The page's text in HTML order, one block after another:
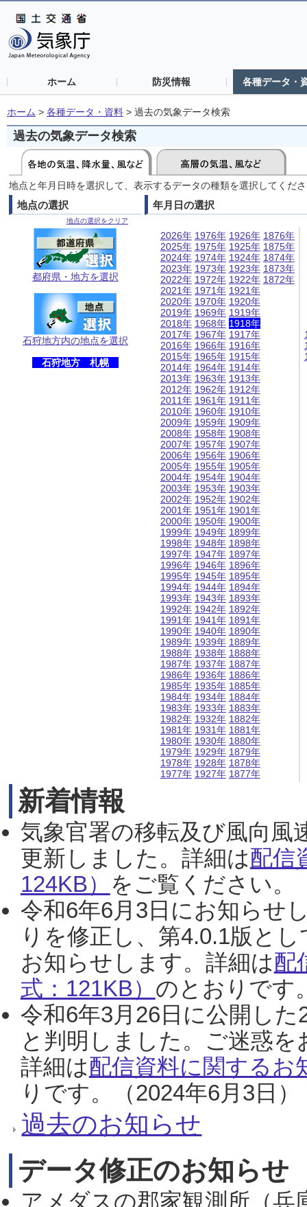
ホーム 防災情報 各種データ・
ホーム > 各種データ・資料 > 過去の気象データ検索
過去の気象データ検索
地点と年月日時を選択して、表示するデータの種類を選択してくだ
地点の選択
地点の選択をクリア
都府県・地方を選択
石狩地方内の地点を選択
石狩地方 札幌
年月日の選択
2026年
2025年
2024年
2023年
2022年
2021年
2020年
2019年
2018年
2017年
2016年
2015年
2014年
2013年
2012年
2011年
2010年
2009年
2008年
2007年
2006年
2005年
2004年
2003年
2002年
2001年
2000年
1999年
1998年
1997年
1996年
1995年
1994年
1993年
1992年
1991年
1990年
1989年
1988年
1987年
1986年
1985年
1984年
1983年
1982年
1981年
1980年
1979年
1978年
1977年
1976年
1975年
1974年
1973年
1972年
1971年
1970年
1969年
1968年
1967年
1966年
1965年
1964年
1963年
1962年
1961年
1960年
1959年
1958年
1957年
1956年
1955年
1954年
1953年
1952年
1951年
1950年
1949年
1948年
1947年
1946年
1945年
1944年
1943年
1942年
1941年
1940年
1939年
1938年
1937年
1936年
1935年
1934年
1933年
1932年
1931年
1930年
1929年
1928年
1927年
1926年
1925年
1924年
1923年
1922年
1921年
1920年
1919年
1918年
1917年
1916年
1915年
1914年
1913年
1912年
1911年
1910年
1909年
1908年
1907年
1906年
1905年
1904年
1903年
1902年
1901年
1900年
1899年
1898年
1897年
1896年
1895年
1894年
1893年
1892年
1891年
1890年
1889年
1888年
1887年
1886年
1885年
1884年
1883年
1882年
1881年
1880年
1879年
1878年
1877年
1876年
1875年
1874年
1873年
1872年
新着情報
気象官署の移転及び風向風
更新しました。詳細は配信
124KB） をご覧ください。
令和6年6月3日にお知らせ
りを修正し、第4.0.1版と
お知らせします。詳細は配
式：121KB） のとおりです
令和6年3月26日に公開し
と判明しました。ご迷惑
詳細は配信資料に関するお
りです。（2024年6月3日）
過去のお知らせ
データ修正のお知らせ
アメダスの郡家観測所（